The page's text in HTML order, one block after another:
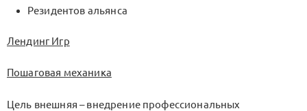
Резидентов альянса
Лендинг Игр
Пошаговая механика
Цель внешняя – внедрение профессиональных